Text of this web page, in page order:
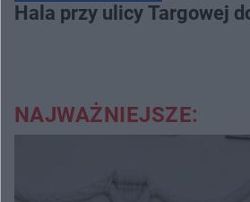
Hala przy ulicy Targowej
NAJWAŻNIEJSZE: